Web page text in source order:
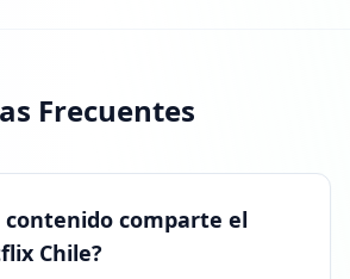
seguidores
INCREASED: +1.4K
Frecuentes
contenido comparte el
Chile?